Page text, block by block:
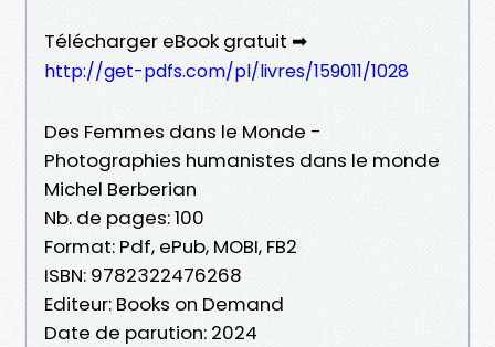
Télécharger eBook gratuit ➡
http://get-pdfs.com/pl/livres/159011/1028
Des Femmes dans le Monde -
Photographies humanistes dans le monde
Michel Berberian
Nb. de pages: 100
Format: Pdf, ePub, MOBI, FB2
ISBN: 9782322476268
Editeur: Books on Demand
Date de parution: 2024